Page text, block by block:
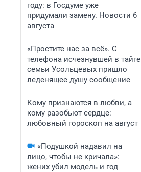
году: в Госдуме уже
придумали замену. Новости 6
августа
«Простите нас за всё». С
телефона исчезнувшей в тайге
семьи Усольцевых пришло
леденящее душу сообщение
Кому признаются в любви, а
кому разобьют сердце:
любовный гороскоп на август
«Подушкой надавил на
лицо, чтобы не кричала»:
жених убил модель и год